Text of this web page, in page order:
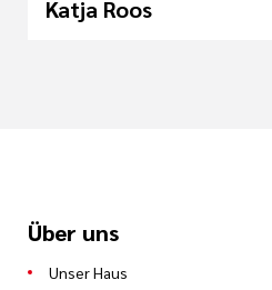
Katja Roos
Über uns
Unser Haus